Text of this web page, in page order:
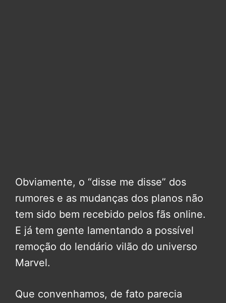
Obviamente, o “disse me disse” dos
rumores e as mudanças dos planos não
tem sido bem recebido pelos fãs online.
E já tem gente lamentando a possível
remoção do lendário vilão do universo
Marvel.
Que convenhamos, de fato parecia